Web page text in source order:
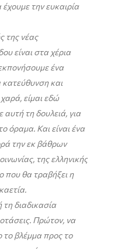
την ευκαιρία
της νέας
είναι στα χέρια
ένα
κατεύθυνση και
είμαι εδώ
τη δουλειά, για
όραμα. Και είναι ένα
την εκ βάθρων
της ελληνικής
που θα τραβήξει η
διαδικασία
Πρώτον, να
το βλέμμα προς το